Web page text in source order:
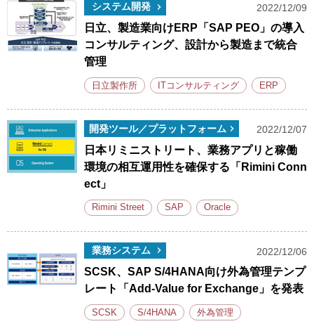
システム開発 2022/12/09
日立、製造業向けERP「SAP PEO」の導入
コンサルティング、設計から製造まで統合
管理
日立製作所 ITコンサルティング ERP
開発ツール／プラットフォーム 2022/12/07
日本リミニストリート、業務アプリと稼働
環境の相互運用性を確保する「Rimini Conn
ect」
Rimini Street SAP Oracle
業務システム 2022/12/06
SCSK、SAP S/4HANA向け外為管理テンプ
レート「Add-Value for Exchange」を発表
SCSK S/4HANA 外為管理